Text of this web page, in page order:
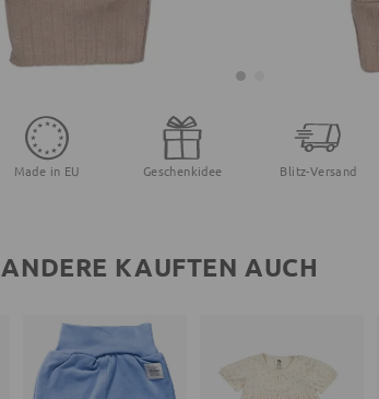
Made in EU Geschenkidee Blitz-Versand
ANDERE KAUFTEN AUCH